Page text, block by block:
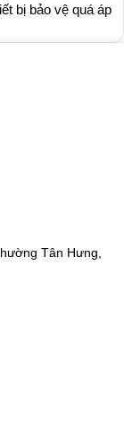
bị bảo vệ quá áp
Tân Hưng,